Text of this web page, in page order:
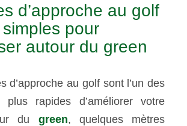
d’approche au golf
pour
autour du green
d’approche au golf sont l’un des
plus rapides d’améliorer votre
du green, quelques mètres